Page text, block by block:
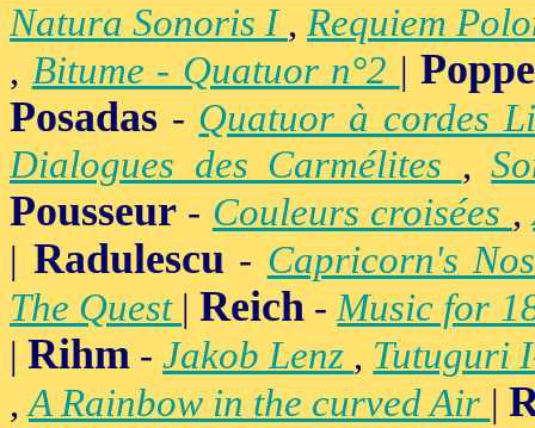
Natura Sonoris I , Requiem
, Bitume - Quatuor n°2 |Poppe
Posadas - Quatuor à cordes
Dialogues des Carmélites ,
Pousseur - Couleurs croisées ,
| Radulescu - Capricorn's
The Quest |Reich -Music for
|Rihm -Jakob Lenz , Tutuguri
,A Rainbow in the curved Air |